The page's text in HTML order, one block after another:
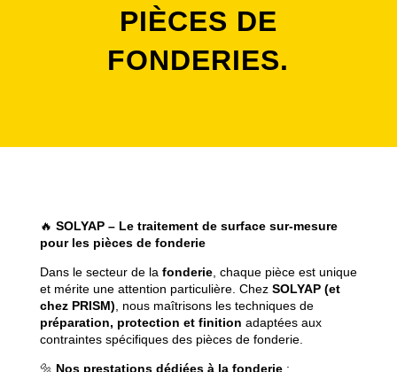
PIÈCES DE
FONDERIES.
🔥 SOLYAP – Le traitement de surface sur-mesure
pour les pièces de fonderie
Dans le secteur de la fonderie, chaque pièce est unique
et mérite une attention particulière. Chez SOLYAP (et
chez PRISM) , nous maîtrisons les techniques de
préparation, protection et finition adaptées aux
contraintes spécifiques des pièces de fonderie.
🔩 Nos prestations dédiées à la fonderie: